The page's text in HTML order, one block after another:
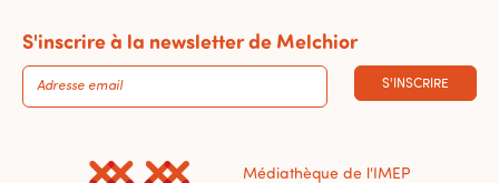
S'inscrire à la newsletter de Melchior
S'INSCRIRE
Médiathèque de l'IMEP